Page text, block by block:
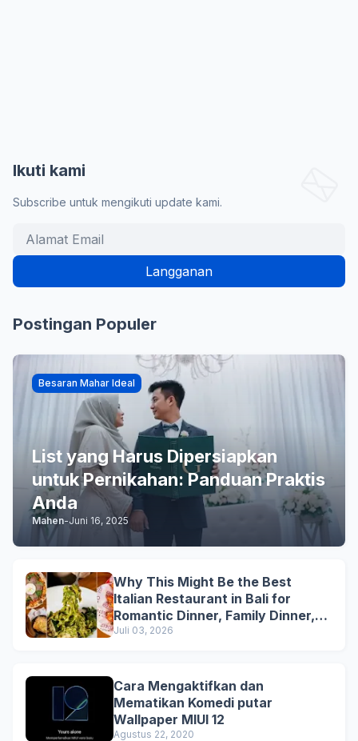
Ikuti kami
Subscribe untuk mengikuti update kami.
Postingan Populer
Besaran Mahar Ideal
List yang Harus Dipersiapkan
untuk Pernikahan: Panduan Praktis
Anda
Mahen-Juni 16, 2025
Why This Might Be the Best
Italian Restaurant in Bali for
Romantic Dinner, Family Dinner,
and Business Lunch
Juli 03, 2026
Cara Mengaktifkan dan
Mematikan Komedi putar
Wallpaper MIUI 12
Agustus 22, 2020